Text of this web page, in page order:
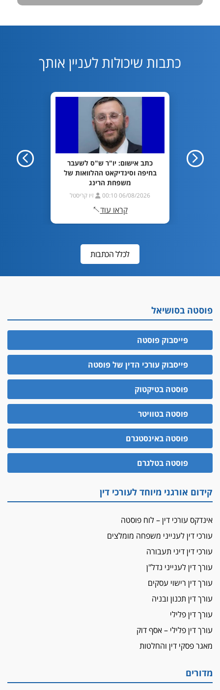
כתבות שיכולות לעניין אותך
דביר:
כתב אישום: יו"ר ש"ס לשעבר
בחיפה וסינדיקאט ההלוואות של
משפחת הרינג
06/08/2026 00:10 זיו קריסטל
קראו עוד
לכלל הכתבות
פוסטה בסושיאל
פייסבוק פוסטה
פייסבוק עורכי הדין של פוסטה
פוסטה בטיקטוק
פוסטה בטוויטר
פוסטה באינסטגרם
פוסטה בטלגרם
קידום אורגני מיוחד לעורכי דין
אינדקס עורכי דין – לוח פוסטה
עורכי דין לענייני משפחה מומלצים
עורכי דין דיני תעבורה
עורך דין לענייני נדל"ן
עורך דין רישוי עסקים
עורך דין תכנון ובניה
עורך דין פלילי
עורך דין פלילי – אסף דוק
מאגר פסקי דין והחלטות
מדורים